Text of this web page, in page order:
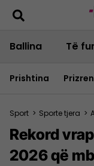
Ballina Të
Prishtina
Sport > Sporte tjera >
Rekord
2026 që